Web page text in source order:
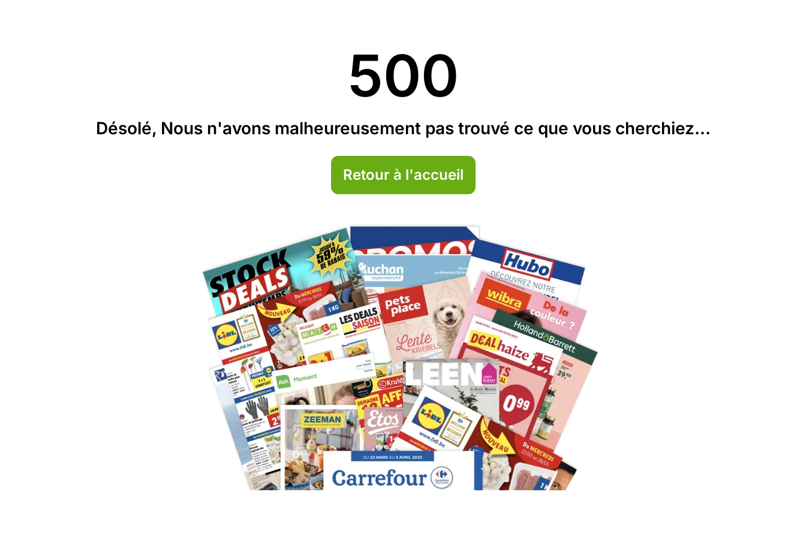
500
Désolé, Nous n'avons malheureusement pas trouvé ce que vous cherchiez...
Retour à l'accueil